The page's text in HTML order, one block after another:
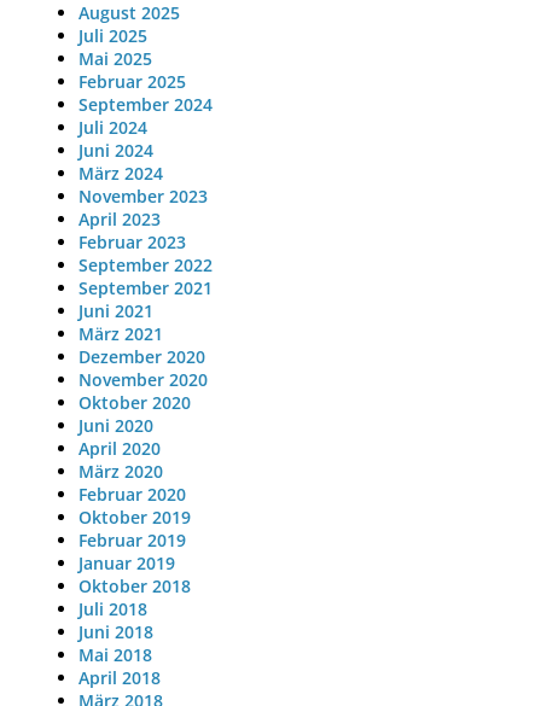
August 2025
Juli 2025
Mai 2025
Februar 2025
September 2024
Juli 2024
Juni 2024
März 2024
November 2023
April 2023
Februar 2023
September 2022
September 2021
Juni 2021
März 2021
Dezember 2020
November 2020
Oktober 2020
Juni 2020
April 2020
März 2020
Februar 2020
Oktober 2019
Februar 2019
Januar 2019
Oktober 2018
Juli 2018
Juni 2018
Mai 2018
April 2018
März 2018